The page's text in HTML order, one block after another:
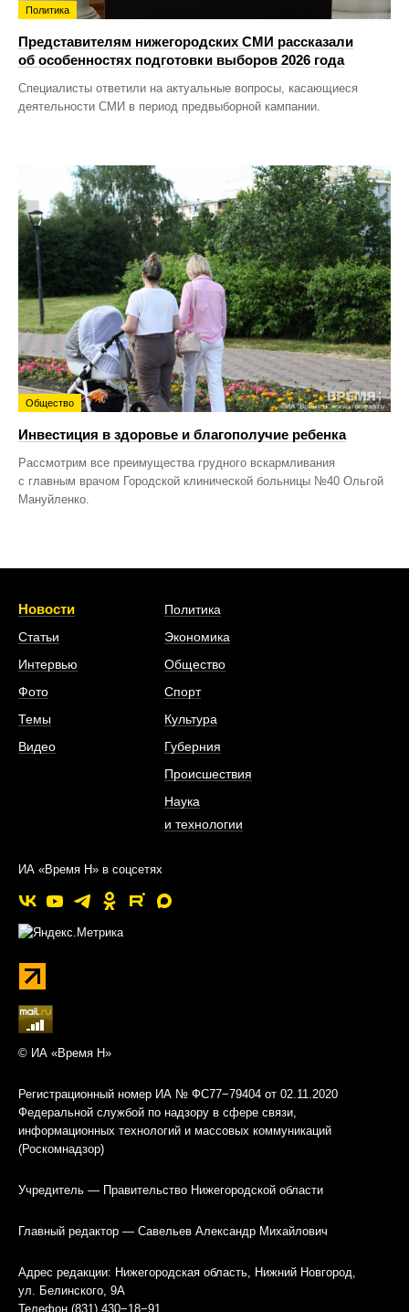
Политика
Представителям нижегородских СМИ рассказали
об особенностях подготовки выборов 2026 года
Специалисты ответили на актуальные вопросы, касающиеся
деятельности СМИ в период предвыборной кампании.
Общество
Инвестиция в здоровье и благополучие ребенка
Рассмотрим все преимущества грудного вскармливания
с главным врачом Городской клинической больницы №40 Ольгой
Мануйленко.
Новости
Статьи
Интервью
Фото
Темы
Видео
Политика
Экономика
Общество
Спорт
Культура
Губерния
Происшествия
Наука
и технологии
ИА «Время Н» в соцсетях
© ИА «Время Н»
Регистрационный номер ИА № ФС77−79404 от 02.11.2020
Федеральной службой по надзору в сфере связи,
информационных технологий и массовых коммуникаций
(Роскомнадзор)
Учредитель — Правительство Нижегородской области
Главный редактор — Савельев Александр Михайлович
Адрес редакции: Нижегородская область, Нижний Новгород,
ул. Белинского, 9А
Телефон (831) 430−18−91